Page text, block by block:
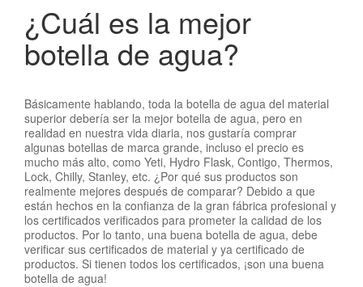
¿Cuál es la mejor
botella de agua?
Básicamente hablando, toda la botella de agua del material
superior debería ser la mejor botella de agua, pero en
realidad en nuestra vida diaria, nos gustaría comprar
algunas botellas de marca grande, incluso el precio es
mucho más alto, como Yeti, Hydro Flask, Contigo, Thermos,
Lock, Chilly, Stanley, etc. ¿Por qué sus productos son
realmente mejores después de comparar? Debido a que
están hechos en la confianza de la gran fábrica profesional y
los certificados verificados para prometer la calidad de los
productos. Por lo tanto, una buena botella de agua, debe
verificar sus certificados de material y ya certificado de
productos. Si tienen todos los certificados, ¡son una buena
botella de agua!